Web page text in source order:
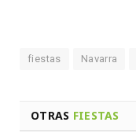
fiestas Navarra
OTRAS FIESTAS